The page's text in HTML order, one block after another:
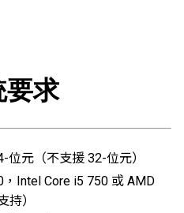
要求
元（不支援 32-位元）
Intel Core i5 750 或 AMD
持）